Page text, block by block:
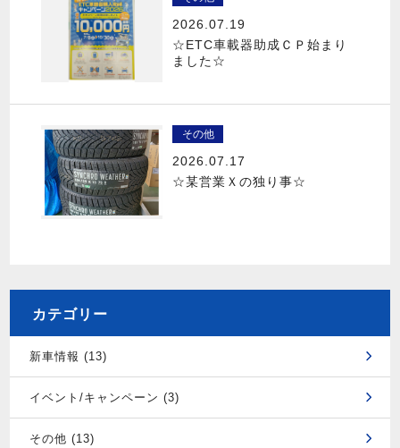
2026.07.19
☆ETC車載器助成ＣＰ始まり
ました☆
その他
2026.07.17
☆某営業Ｘの独り事☆
カテゴリー
新車情報 (13)
イベント/キャンペーン (3)
その他 (13)